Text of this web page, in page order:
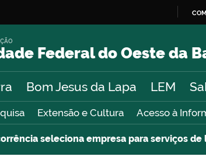
Federal do Oeste da
Bom Jesus da Lapa LEM
Extensão e Cultura Acesso à
seleciona empresa para serviços de